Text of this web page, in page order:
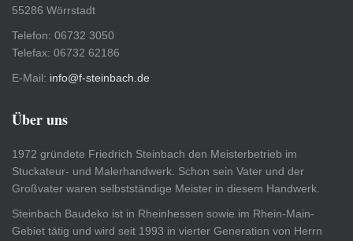
55286 Wörrstadt
Telefon: 06732 3050
Telefax: 06732 62186
E-Mail: info@f-steinbach.de
Über uns
1972 gründete Friedrich Steinbach den Meisterbetrieb im
Stuckateur- und Malerhandwerk. Schon sein Vater und der
Großvater waren selbstständige Meister in diesem Handwerk.
Steinbach Baudeko ist in Rheinhessen sowie im Rhein-Main-
Gebiet tätig und wird seit 1993 in vierter Generation von Herrn